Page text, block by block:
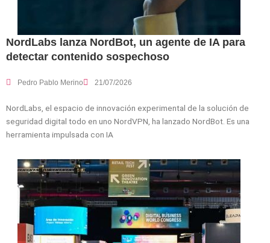
NordLabs lanza NordBot, un agente de IA para
detectar contenido sospechoso
Pedro Pablo Merino 21/07/2026
NordLabs, el espacio de innovación experimental de la solución de
seguridad digital todo en uno NordVPN, ha lanzado NordBot. Es una
herramienta impulsada con IA